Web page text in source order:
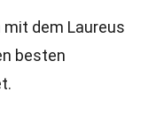
mit dem Laureus
besten